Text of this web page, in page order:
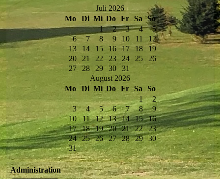
Juli 2026
Mo
Di Mi Do Fr Sa
So
1
2 3 4
5
6
7 8 9 10 11
12
13
14 15 16 17 18
19
20
21 22 23 24 25
26
27
28 29 30
31
August 2026
Mo
Di Mi Do Fr Sa
So
1
2
3
4 5 6 7 8
9
10
11 12 13 14 15
16
17
18 19 20 21 22
23
24
25 26 27 28 29
30
31
Administration